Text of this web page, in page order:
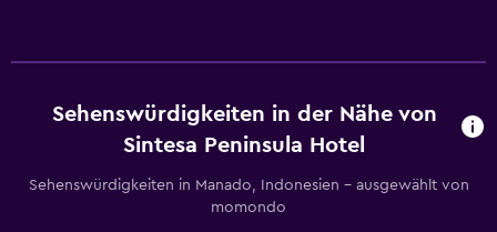
Sehenswürdigkeiten in der Nähe von
Sintesa Peninsula Hotel
Sehenswürdigkeiten in Manado, Indonesien – ausgewählt von
momondo